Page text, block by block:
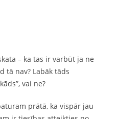
– ka tas ir varbūt ja ne
tā nav? Labāk tāds
vai ne?
prātā, ka vispār jau